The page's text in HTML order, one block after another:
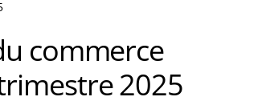
commerce
2025